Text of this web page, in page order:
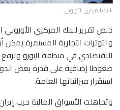
البنك المركزى الأوروبى
خلص تقرير للبنك المركزي الأوروبي
والتوترات التجارية المستمرة
الاقتصادي في منطقة اليورو
ضغوطا إضافية على قدرة بعض
استقرار ميزانياتها العامة.
وتجاهلت الأسواق المالية حرب